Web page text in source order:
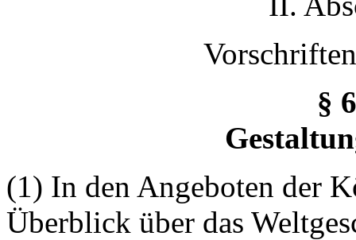
§
(1) In den Angeboten der
Überblick über das